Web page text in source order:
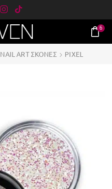
6
NAIL ART ΣΚΟΝΕΣ PIXEL